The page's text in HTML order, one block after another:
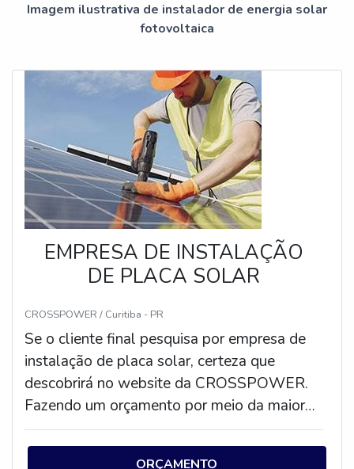
Imagem ilustrativa de instalador de energia solar
fotovoltaica
EMPRESA DE INSTALAÇÃO
DE PLACA SOLAR
CROSSPOWER / Curitiba - PR
Se o cliente final pesquisa por empresa de
instalação de placa solar, certeza que
descobrirá no website da CROSSPOWER.
Fazendo um orçamento por meio da maior
empresa da área e descobrindo a
organização mais competente do
ORÇAMENTO